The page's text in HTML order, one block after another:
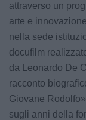
attraverso un
arte e
nella sede
docufilm
da Leonardo De
racconto
Giovane
sugli anni della